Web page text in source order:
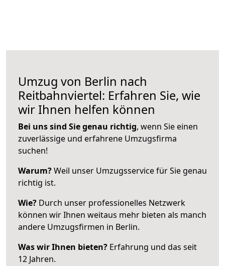
Umzug von Berlin nach
Reitbahnviertel: Erfahren Sie, wie
wir Ihnen helfen können
Bei uns sind Sie genau richtig, wenn Sie einen
zuverlässige und erfahrene Umzugsfirma
suchen!
Warum?Weil unser Umzugsservice für Sie genau
richtig ist.
Wie? Durch unser professionelles Netzwerk
können wir Ihnen weitaus mehr bieten als manch
andere Umzugsfirmen in Berlin.
Was wir Ihnen bieten? Erfahrung und das seit
12 Jahren.